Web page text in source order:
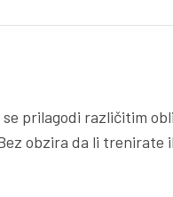
prilagodi različitim
obzira da li